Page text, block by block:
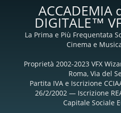
ACCADEMIA
DIGITALE™
La Prima e Più Frequentata
Cinema e
Proprietà 2002-2023 VFX
Roma, Via del
Partita IVA e Iscrizione
26/2/2002 — Iscrizione
Capitale Sociale